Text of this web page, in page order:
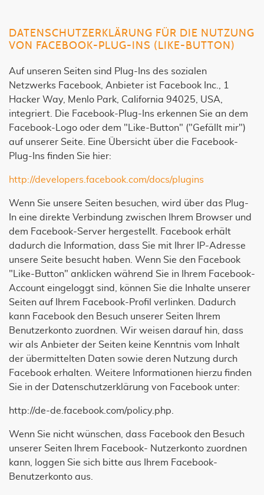
DATENSCHUTZERKLÄRUNG FÜR DIE NUTZUNG
VON FACEBOOK-PLUG-INS (LIKE-BUTTON)
Auf unseren Seiten sind Plug-Ins des sozialen
Netzwerks Facebook, Anbieter ist Facebook Inc., 1
Hacker Way, Menlo Park, California 94025, USA,
integriert. Die Facebook-Plug-Ins erkennen Sie an dem
Facebook-Logo oder dem "Like-Button" ("Gefällt mir")
auf unserer Seite. Eine Übersicht über die Facebook-
Plug-Ins finden Sie hier:
http://developers.facebook.com/docs/plugins
Wenn Sie unsere Seiten besuchen, wird über das Plug-
In eine direkte Verbindung zwischen Ihrem Browser und
dem Facebook-Server hergestellt. Facebook erhält
dadurch die Information, dass Sie mit Ihrer IP-Adresse
unsere Seite besucht haben. Wenn Sie den Facebook
"Like-Button" anklicken während Sie in Ihrem Facebook-
Account eingeloggt sind, können Sie die Inhalte unserer
Seiten auf Ihrem Facebook-Profil verlinken. Dadurch
kann Facebook den Besuch unserer Seiten Ihrem
Benutzerkonto zuordnen. Wir weisen darauf hin, dass
wir als Anbieter der Seiten keine Kenntnis vom Inhalt
der übermittelten Daten sowie deren Nutzung durch
Facebook erhalten. Weitere Informationen hierzu finden
Sie in der Datenschutzerklärung von Facebook unter:
http://de-de.facebook.com/policy.php.
Wenn Sie nicht wünschen, dass Facebook den Besuch
unserer Seiten Ihrem Facebook- Nutzerkonto zuordnen
kann, loggen Sie sich bitte aus Ihrem Facebook-
Benutzerkonto aus.